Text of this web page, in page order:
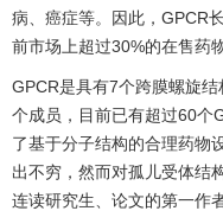
病、癌症等。因此，GPCR
前市场上超过30%的在售药
GPCR是具有7个跨膜螺旋
个成员，目前已有超过60个
了基于分子结构的合理药物
出不穷，然而对孤儿受体结
连读研究生、论文的第一作